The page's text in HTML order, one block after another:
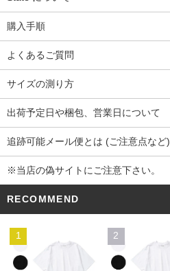
購入手順
よくあるご質問
サイズの測り方
出荷予定日や梱包、営業日について
追跡可能メール便とは (ご注意点など)
※当店の偽サイトにご注意下さい。
RECOMMEND
1 2